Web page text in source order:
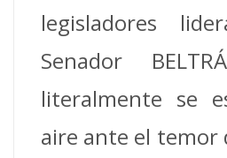
legisladores
Senador
literalmente se
aire ante el temor